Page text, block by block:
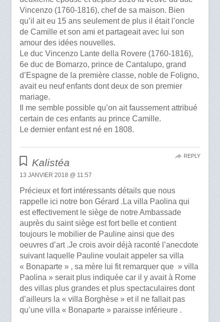
Vincenzo (1760-1816), chef de sa maison. Bien
qu’il ait eu 15 ans seulement de plus il était l’oncle
de Camille et son ami et partageait avec lui son
amour des idées nouvelles.
Le duc Vincenzo Lante della Rovere (1760-1816),
6e duc de Bomarzo, prince de Cantalupo, grand
d’Espagne de la première classe, noble de Foligno,
avait eu neuf enfants dont deux de son premier
mariage.
Il me semble possible qu’on ait faussement attribué
certain de ces enfants au prince Camille.
Le dernier enfant est né en 1808.
Kalistéa
13 JANVIER 2018 @ 11:57
Précieux et fort intéressants détails que nous
rappelle ici notre bon Gérard .La villa Paolina qui
est effectivement le siège de notre Ambassade
auprès du saint siège est fort belle et contient
toujours le mobilier de Pauline ainsi que des
oeuvres d’art .Je crois avoir déjà raconté l’anecdote
suivant laquelle Pauline voulait appeler sa villa
« Bonaparte » , sa mère lui fit remarquer que » villa
Paolina » serait plus indiquée car il y avait à Rome
des villas plus grandes et plus spectaculaires dont
d’ailleurs la « villa Borghèse » et il ne fallait pas
qu’une villa « Bonaparte » paraisse inférieure .
REPLY